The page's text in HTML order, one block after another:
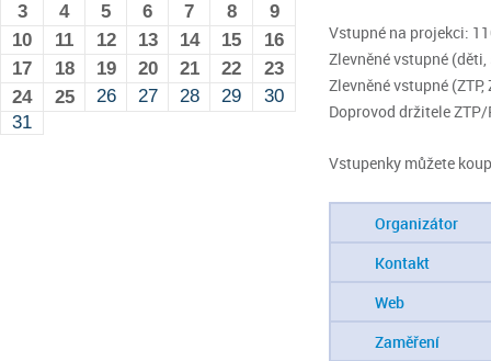
Vstupné na projekci:
Zlevněné vstupné
Zlevněné vstupné
Doprovod držitele ZTP/
Vstupenky můžete
Organizátor
Kontakt
Web
Zaměření
3
4 5 6 7 8
9
10
11 12 13 14 15
16
17
18 19 20 21 22
23
24
25 26 27 28 29
30
31